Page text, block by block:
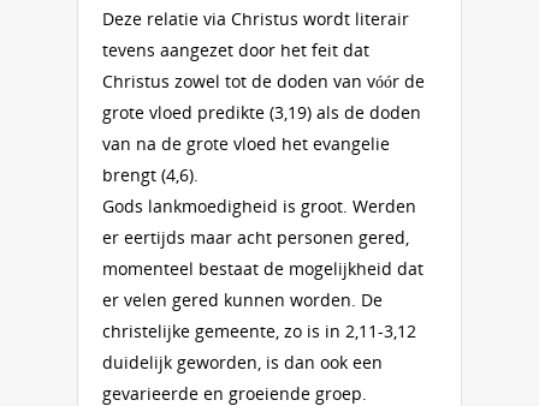
Deze relatie via Christus wordt literair
tevens aangezet door het feit dat
Christus zowel tot de doden van vóór de
grote vloed predikte (3,19) als de doden
van na de grote vloed het evangelie
brengt (4,6).
Gods lankmoedigheid is groot. Werden
er eertijds maar acht personen gered,
momenteel bestaat de mogelijkheid dat
er velen gered kunnen worden. De
christelijke gemeente, zo is in 2,11-3,12
duidelijk geworden, is dan ook een
gevarieerde en groeiende groep.